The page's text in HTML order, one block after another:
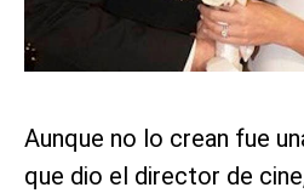
Aunque no lo crean fue
que dio el director de